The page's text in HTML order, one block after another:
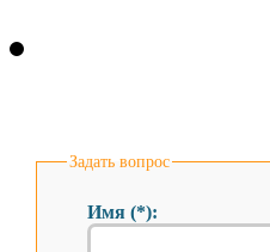
Задать вопрос
Имя (*):